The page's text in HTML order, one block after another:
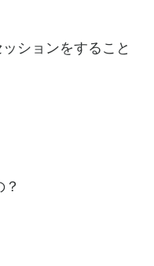
ションをすること